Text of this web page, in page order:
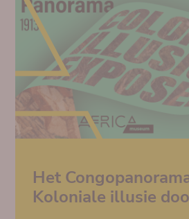
Het
Koloniale illusie